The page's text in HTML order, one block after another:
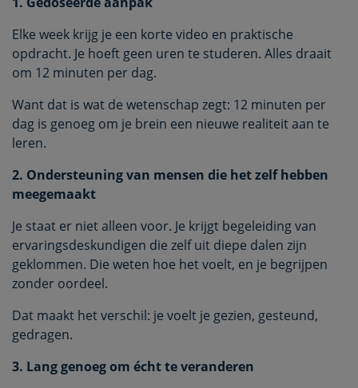
Elke week krijg je een korte video en praktische
opdracht. Je hoeft geen uren te studeren. Alles draait
om 12 minuten per dag.
Want dat is wat de wetenschap zegt: 12 minuten per
dag is genoeg om je brein een nieuwe realiteit aan te
leren.
2. Ondersteuning van mensen die het zelf hebben
meegemaakt
Je staat er niet alleen voor. Je krijgt begeleiding van
ervaringsdeskundigen die zelf uit diepe dalen zijn
geklommen. Die weten hoe het voelt, en je begrijpen
zonder oordeel.
Dat maakt het verschil: je voelt je gezien, gesteund,
gedragen.
3. Lang genoeg om écht te veranderen